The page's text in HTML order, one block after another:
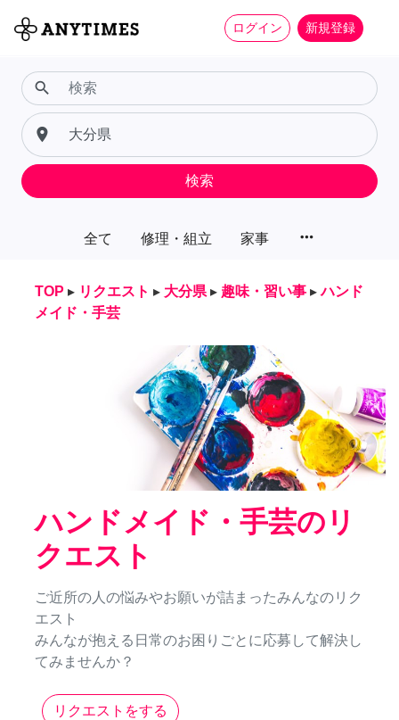
ログイン 新規登録
全て 修理・組立 家事 more_horiz
search
place
検索
TOP ▸ リクエスト ▸ 大分県 ▸ 趣味・習い事 ▸ ハンド
メイド・手芸
ハンドメイド・手芸のリ
クエスト
ご近所の人の悩みやお願いが詰まったみんなのリク
エスト
みんなが抱える日常のお困りごとに応募して解決し
てみませんか？
リクエストをする